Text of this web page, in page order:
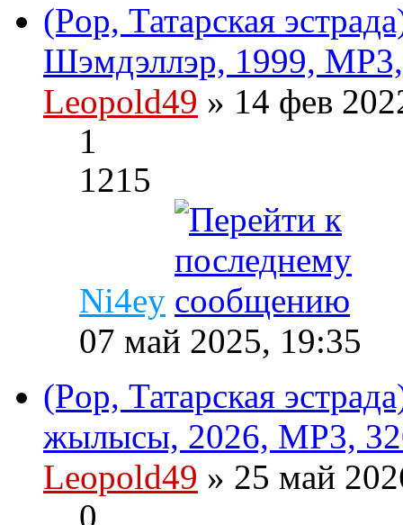
(Pop, Татарская
Шэмдэллэр, 1999,
Leopold49 » 14 фев
1
1215
Ni4ey
07 май 2025, 19:35
(Pop, Татарская
жылысы, 2026, MP3,
Leopold49 » 25 май
0